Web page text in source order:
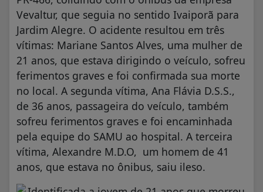
Vevaltur, que seguia no sentido Ivaiporã para
Jardim Alegre. O acidente resultou em três
vítimas: Mariane Santos Alves, uma mulher de
21 anos, que estava dirigindo o veículo, sofreu
ferimentos graves e foi confirmada sua morte
no local. A segunda vítima, Ana Flávia D.S.S.,
de 36 anos, passageira do veículo, também
sofreu ferimentos graves e foi encaminhada
pela equipe do SAMU ao hospital. A terceira
vítima, Alexandre M.D.O, um homem de 41
anos, que estava no ônibus, saiu ileso.